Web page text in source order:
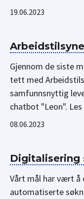
19.06.2023
Gjennom de siste
tett med
samfunnsnyttig
chatbot "Leon".
08.06.2023
Digitalisering
Vårt mål har vært å
automatiserte